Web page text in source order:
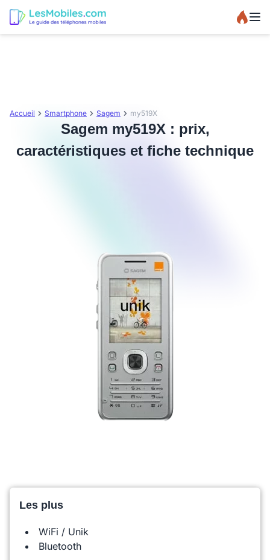
Accueil Smartphone Sagem my519X
Sagem my519X : prix,
caractéristiques et fiche technique
Les plus
WiFi / Unik
Bluetooth